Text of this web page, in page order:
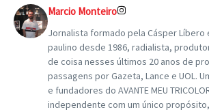
Marcio Monteiro
Jornalista formado pela Cásper Líbero
paulino desde 1986, radialista,
de coisa nesses últimos 20 anos de
passagens por Gazeta, Lance e UOL.
e fundadores do AVANTE MEU
independente com um único